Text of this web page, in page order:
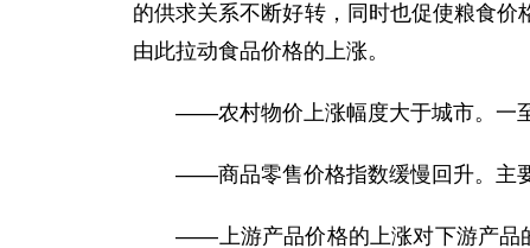
的供求关系不断好转，同时也促使粮食价
由此拉动食品价格的上涨。
——农村物价上涨幅度大于城市。一至
——商品零售价格指数缓慢回升。主要
——上游产品价格的上涨对下游产品的